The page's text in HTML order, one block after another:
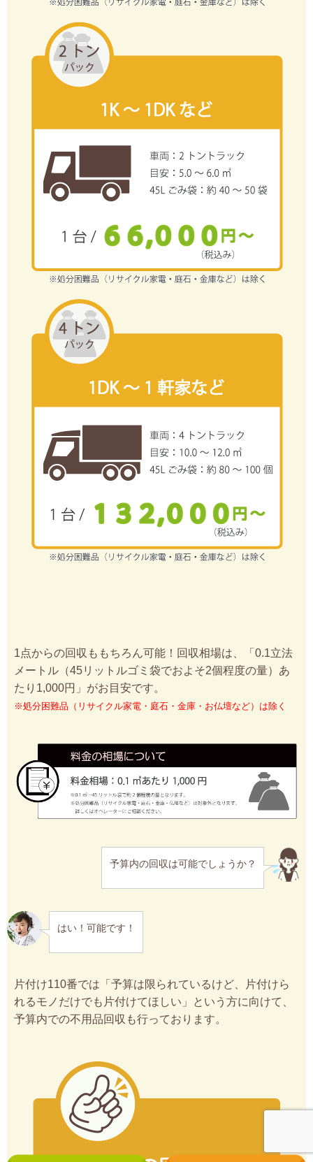
1点からの回収ももちろん可能！回収相場は、「0.1立法
メートル（45リットルゴミ袋でおよそ2個程度の量）あ
たり1,000円」がお目安です。
※処分困難品（リサイクル家電・庭石・金庫・お仏壇など）は除く
予算内の回収は可能でしょうか？
はい！可能です！
片付け110番では「予算は限られているけど、片付けら
れるモノだけでも片付けてほしい」という方に向けて、
予算内での不用品回収も行っております。